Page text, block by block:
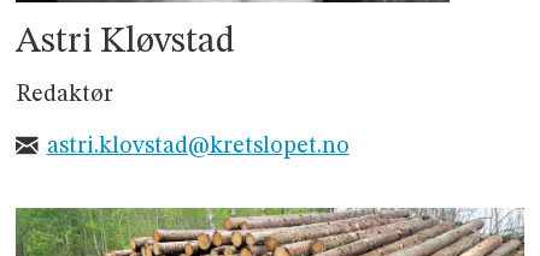
Astri Kløvstad
Redaktør
astri.klovstad@kretslopet.no